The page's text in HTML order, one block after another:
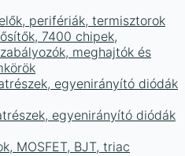
perifériák, termisztorok
7400 chipek,
meghajtók és
egyenirányító diódák
egyenirányító diódák
MOSFET, BJT, triac